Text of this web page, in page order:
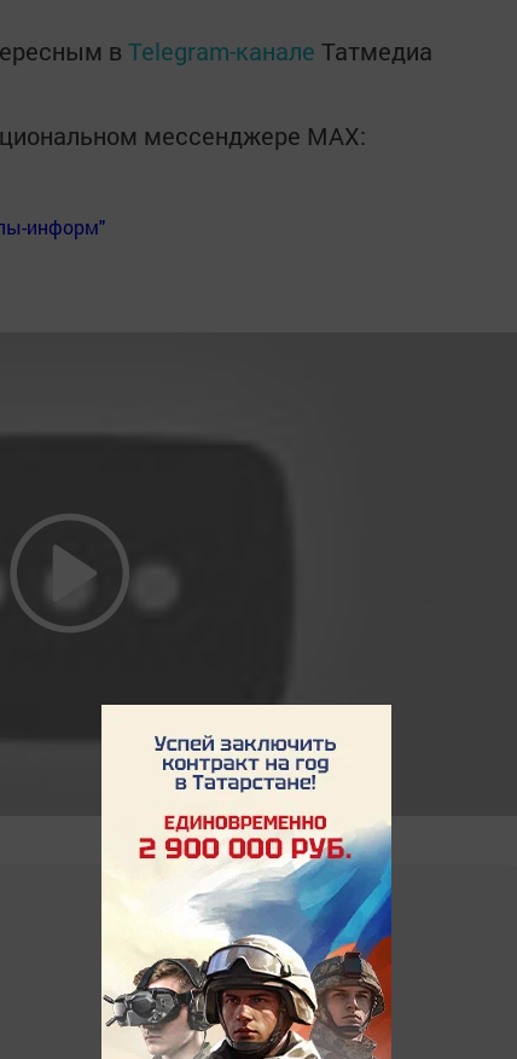
в Telegram-канале Татмедиа
мессенджере MАХ:
информ"